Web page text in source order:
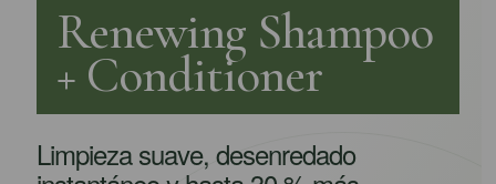
Renewing Shampoo
+ Conditioner
Limpieza suave, desenredado